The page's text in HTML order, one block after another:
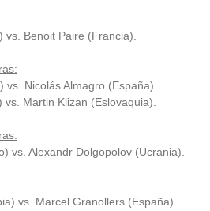
Benoit Paire (Francia).
Nicolás Almagro (España).
Martin Klizan (Eslovaquia).
vs. Alexandr Dolgopolov (Ucrania).
vs. Marcel Granollers (España).